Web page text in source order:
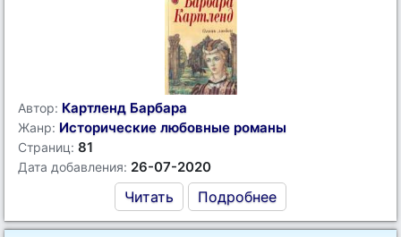
Автор: Картленд Барбара
Жанр: Исторические любовные романы
Страниц: 81
Дата добавления: 26-07-2020
Читать Подробнее